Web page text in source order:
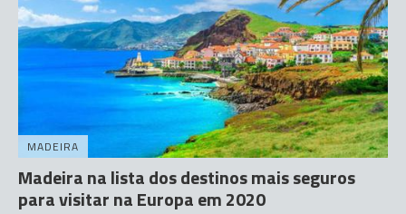
MADEIRA
Madeira na lista dos destinos mais seguros
para visitar na Europa em 2020